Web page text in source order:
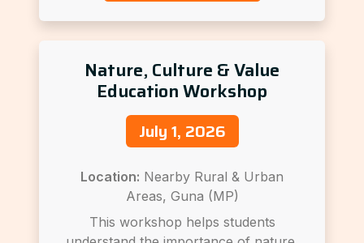
Nature, Culture & Value
Education Workshop
July 1, 2026
Location: Nearby Rural & Urban
Areas, Guna (MP)
This workshop helps students